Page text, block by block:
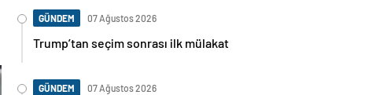
GÜNDEM 07 Ağustos 2026
Trump’tan seçim sonrası ilk mülakat
GÜNDEM 07 Ağustos 2026